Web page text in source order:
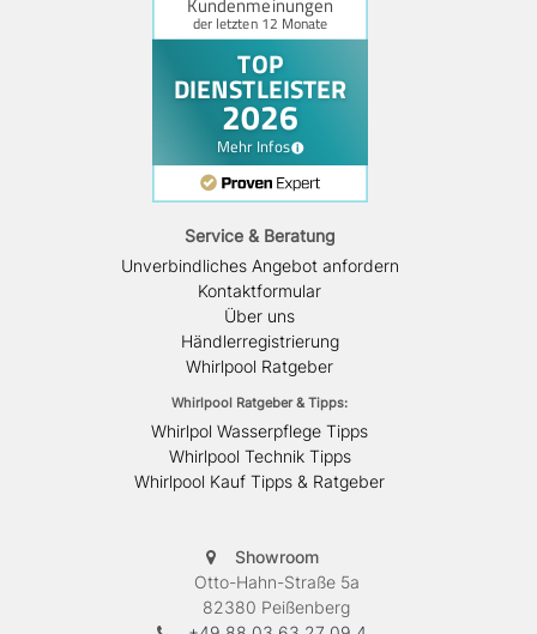
Service & Beratung
Unverbindliches Angebot anfordern
Kontaktformular
Über uns
Händlerregistrierung
Whirlpool Ratgeber
Whirlpool Ratgeber & Tipps:
Whirlpol Wasserpflege Tipps
Whirlpool Technik Tipps
Whirlpool Kauf Tipps & Ratgeber
Showroom
Otto-Hahn-Straße 5a
82380 Peißenberg